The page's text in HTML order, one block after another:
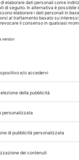
Latina.
educa il
I suoi
di
e università.
e le
nuova
di
laPlanetary